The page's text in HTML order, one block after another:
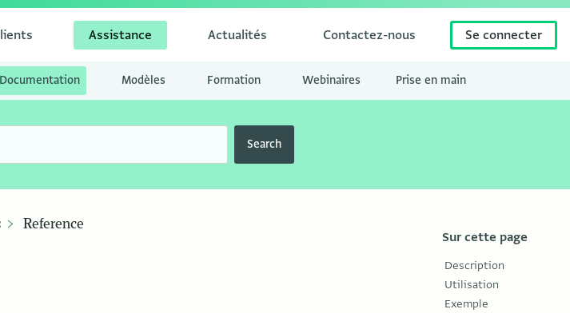
Assistance Actualités Contactez-nous Se connecter
Documentation Modèles Formation Webinaires Prise en main
Search
Reference
Sur cette page
Description
Utilisation
Exemple